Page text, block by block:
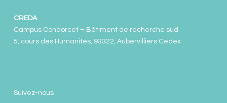
CREDA
Campus Condorcet – Bâtiment de recherche sud
5, cours des Humanités, 93322, Aubervilliers Cedex
Suivez-nous